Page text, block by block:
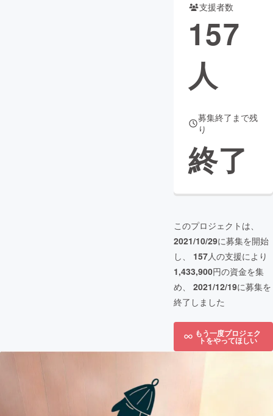
支援者数
157
人
募集終了まで残
り
終了
このプロジェクトは、
2021/10/29に募集を開始
し、 157人の支援により
1,433,900円の資金を集
め、 2021/12/19に募集を
終了しました
もう一度プロジェク
トをやってほしい